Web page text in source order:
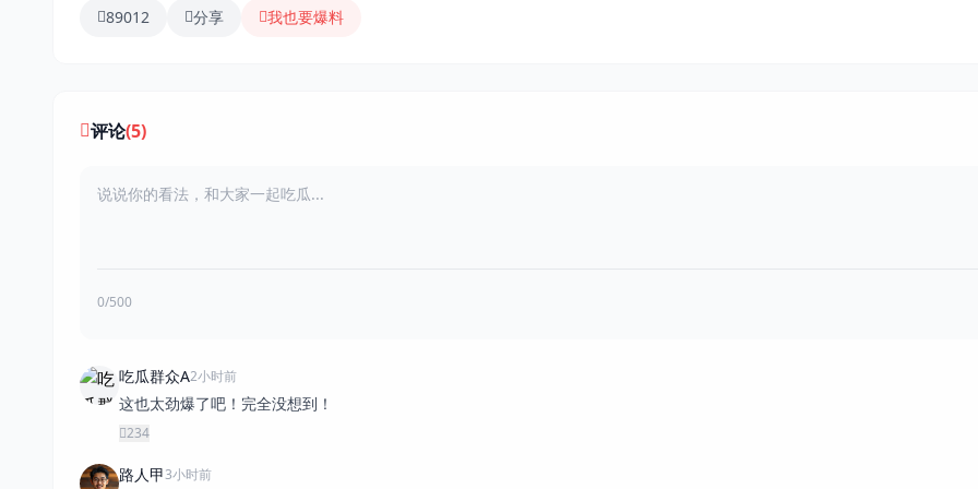
89012 分享 我也要爆料
评论(5)
0/500
吃瓜群众A2小时前
这也太劲爆了吧！完全没想到！
234
路人甲3小时前